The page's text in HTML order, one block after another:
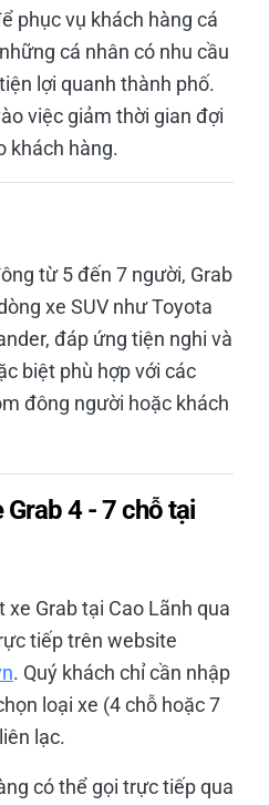
phục vụ khách hàng cá
cá nhân có nhu cầu
lợi quanh thành phố.
việc giảm thời gian đợi
khách hàng.
từ 5 đến 7 người, Grab
xe SUV như Toyota
đáp ứng tiện nghi và
biệt phù hợp với các
đông người hoặc khách
4 - 7 chỗ tại
Grab tại Cao Lãnh qua
tiếp trên website
. Quý khách chỉ cần nhập
loại xe (4 chỗ hoặc 7
lạc.
có thể gọi trực tiếp qua